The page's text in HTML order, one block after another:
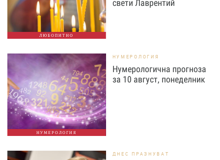
ЛЮБОПИТНО
свети Лаврентий
НУМЕРОЛОГИЯ
НУМЕРОЛОГИЯ
Нумерологична прогноза
за 10 август, понеделник
ДНЕС ПРАЗНУВАТ